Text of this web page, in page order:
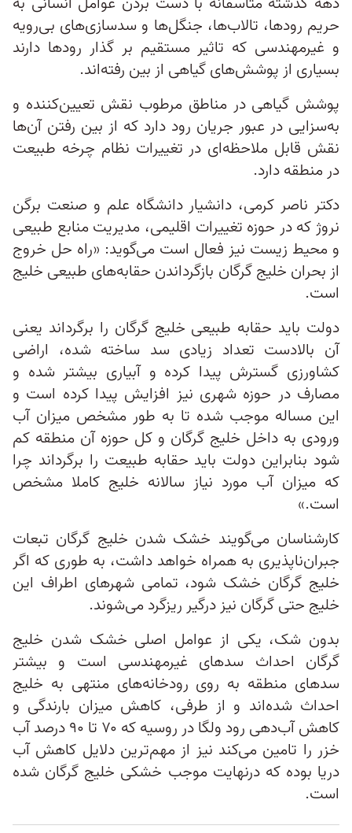
حریم رودها، تالاب‌ها، جنگل‌ها و سدسازی‌های بی‌رویه
و غیرمهندسی که تاثیر مستقیم بر گذار رودها دارند
بسیاری از پوشش‌های گیاهی از بین رفته‌اند.
پوشش گیاهی در مناطق مرطوب نقش تعیین‌کننده و
به‌سزایی در عبور جریان رود دارد که از بین رفتن آن‌ها
نقش قابل ملاحظه‌ای در تغییرات نظام چرخه طبیعت
در منطقه دارد.
دکتر ناصر کرمی، دانشیار دانشگاه علم و صنعت برگن
نروژ که در حوزه تغییرات اقلیمی، مدیریت منابع طبیعی
و محیط زیست نیز فعال است می‌گوید: «راه حل خروج
از بحران خلیج گرگان بازگرداندن حقابه‌های طبیعی خلیج
است.
دولت باید حقابه طبیعی خلیج گرگان را برگرداند یعنی
آن بالادست تعداد زیادی سد ساخته شده، اراضی
کشاورزی گسترش پیدا کرده و آبیاری بیشتر شده و
مصارف در حوزه شهری نیز افزایش پیدا کرده است و
این مساله موجب شده تا به طور مشخص میزان آب
ورودی به داخل خلیج گرگان و کل حوزه آن منطقه کم
شود بنابراین دولت باید حقابه طبیعت را برگرداند چرا
که میزان آب مورد نیاز سالانه خلیج کاملا مشخص
است.»
کارشناسان می‌گویند خشک شدن خلیج گرگان تبعات
جبران‌ناپذیری به همراه خواهد داشت، به طوری که اگر
خلیج گرگان خشک شود، تمامی شهرهای اطراف این
خلیج حتی گرگان نیز درگیر ریزگرد می‌شوند.
بدون شک، یکی از عوامل اصلی خشک شدن خلیج
گرگان احداث سد‌های غیرمهندسی است و بیشتر
سد‌های منطقه به روی رودخانه‌های منتهی به خلیج
احداث شده‌اند و از طرفی، کاهش میزان بارندگی و
کاهش آب‌دهی رود ولگا در روسیه که ۷۰ تا ۹۰ درصد آب
خزر را تامین می‌کند نیز از مهم‌ترین دلایل کاهش آب
دریا بوده که درنهایت موجب خشکی خلیج گرگان شده
است.